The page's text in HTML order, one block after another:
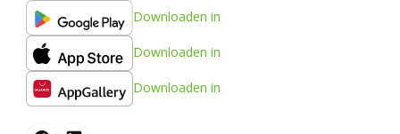
Downloaden in
Downloaden in
Downloaden in